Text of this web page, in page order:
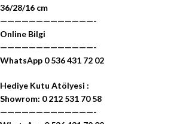
36/28/16 cm
—————————————-
Online Bilgi
—————————————-
WhatsApp 0 536 431 72 02
Hediye Kutu Atölyesi :
Showrom: 0 212 531 70 58
—————————————-